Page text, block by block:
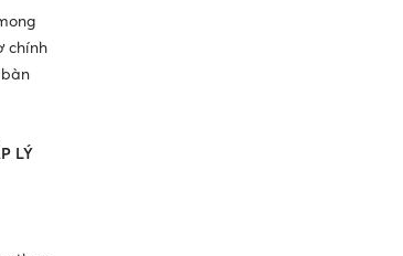
chính
LÝ